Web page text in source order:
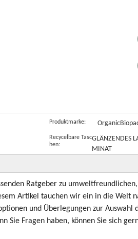
Produktmarke:
Recycelbare Tasc
hen:
GLÄNZENDES
MINAT
Ratgeber zu
Artikel tauchen wir ein in die Welt
und Überlegungen zur Auswahl
Sie Fragen haben, können Sie sich